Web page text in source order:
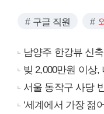
구글 직원
남양주 한강뷰 신
빚 2,000만원 이상,
서울 동작구 사당
‘세계에서 가장 젊